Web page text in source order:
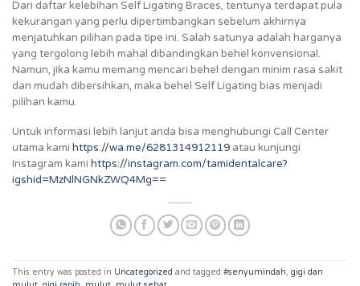
Dari daftar kelebihan Self Ligating Braces, tentunya terdapat pula
kekurangan yang perlu dipertimbangkan sebelum akhirnya
menjatuhkan pilihan pada tipe ini. Salah satunya adalah harganya
yang tergolong lebih mahal dibandingkan behel konvensional.
Namun, jika kamu memang mencari behel dengan minim rasa sakit
dan mudah dibersihkan, maka behel Self Ligating bias menjadi
pilihan kamu.
Untuk informasi lebih lanjut anda bisa menghubungi Call Center
utama kami https://wa.me/6281314912119 atau kunjungi
Instagram kami https://instagram.com/tamidentalcare?
igshid=MzNlNGNkZWQ4Mg==
This entry was posted in Uncategorized and tagged #senyumindah gigi dan